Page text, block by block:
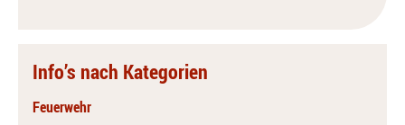
Info’s nach Kategorien
Feuerwehr